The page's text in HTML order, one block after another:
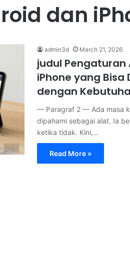
dan
admin3d March 21, 2026
judul Pengaturan
iPhone yang Bisa
dengan
— Paragraf 2 — Ada masa
dipahami sebagai alat. Ia
ketika tidak. Kini,…
Read More »